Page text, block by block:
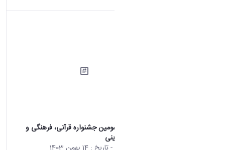
دستور العمل سومین جشنواره قرآنی، فرهنگی و
هنری شهید آوینی